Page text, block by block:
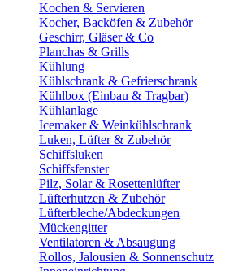
Kochen & Servieren
Kocher, Backöfen & Zubehör
Geschirr, Gläser & Co
Planchas & Grills
Kühlung
Kühlschrank & Gefrierschrank
Kühlbox (Einbau & Tragbar)
Kühlanlage
Icemaker & Weinkühlschrank
Luken, Lüfter & Zubehör
Schiffsluken
Schiffsfenster
Pilz, Solar & Rosettenlüfter
Lüfterhutzen & Zubehör
Lüfterbleche/Abdeckungen
Mückengitter
Ventilatoren & Absaugung
Rollos, Jalousien & Sonnenschutz